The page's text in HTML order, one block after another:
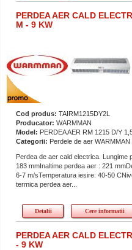
PERDEA AER CALD
M - 9 KW
Cod produs: TAIRM1215DY2L
Producator: WARMMAN
Model: PERDEA AER RM 1215 D/Y
Categorii: Perdele de aer WARMMAN
Perdea de aer cald electrica. Lungime
183 mmInaltime perdea aer : 221
6-7 m/sTemperatura iesire: 40-50
termica perdea aer...
Detalii Cere informatii
PERDEA AER CALD
- 9 KW